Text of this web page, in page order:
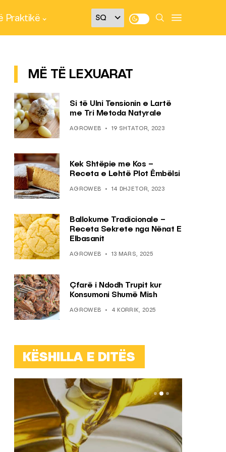
Praktikë
MË TË LEXUARAT
Si të Ulni Tensionin e Lartë
me Tri Metoda Natyrale
AGROWEB 19 SHTATOR, 2023
Kek Shtëpie me Kos –
Receta e Lehtë Plot Ëmbëlsi
AGROWEB 14 DHJETOR, 2023
Ballokume Tradicionale –
Receta Sekrete nga Nënat E
Elbasanit
AGROWEB 13 MARS, 2025
Çfarë i Ndodh Trupit kur
Konsumoni Shumë Mish
AGROWEB 4 KORRIK, 2025
KËSHILLA E DITËS